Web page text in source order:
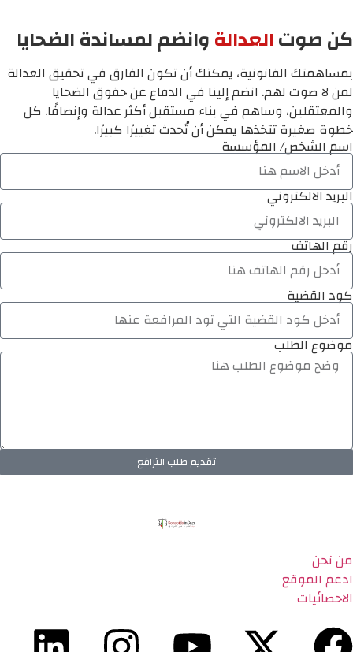
كن صوتالعدالةوانضم لمساندة الضحايا
بمساهمتك القانونية، يمكنك أن تكون الفارق في تحقيق العدالة
لمن لا صوت لهم. انضم إلينا في الدفاع عن حقوق الضحايا
والمعتقلين، وساهم في بناء مستقبل أكثر عدالة وإنصافًا. كل
خطوة صغيرة تتخذها يمكن أن تُحدث تغييرًا كبيرًا.
اسم الشخص/ المؤسسة
البريد الالكتروني
رقم الهاتف
كود القضية
موضوع الطلب
تقديم طلب الترافع
من نحن
ادعم الموقع
الاحصائيات